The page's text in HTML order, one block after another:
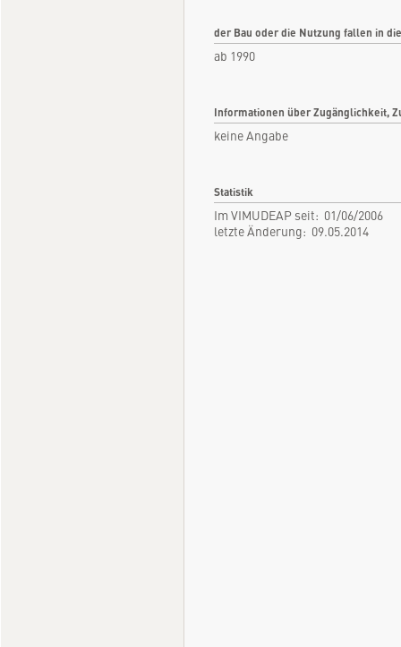
der Bau oder die Nutzung fallen in
ab 1990
Informationen über Zugänglichkeit,
keine Angabe
Statistik
Im VIMUDEAP seit: 01/06/2006
letzte Änderung: 09.05.2014